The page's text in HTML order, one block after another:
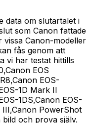
data om slutartalet i
som Canon fattade
vissa Canon-modeller
fås genom att
vi har testat hittills
EOS
EOS-
1D Mark II
1DS,Canon EOS-
III,Canon PowerShot
och prova själv.